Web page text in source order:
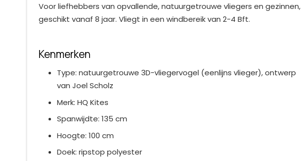
Voor liefhebbers van opvallende, natuurgetrouwe vliegers en gezinnen,
geschikt vanaf 8 jaar. Vliegt in een windbereik van 2-4 Bft.
Kenmerken
Type: natuurgetrouwe 3D-vliegervogel (eenlijns vlieger), ontwerp
van Joel Scholz
Merk: HQ Kites
Spanwijdte: 135 cm
Hoogte: 100 cm
Doek: ripstop polyester